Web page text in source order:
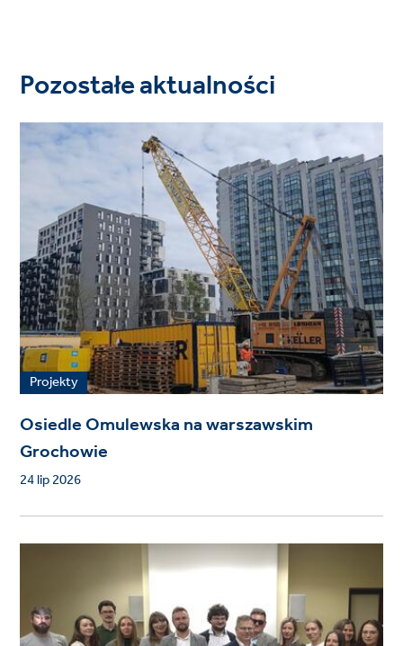
Pozostałe aktualności
Projekty
Osiedle Omulewska na warszawskim
Grochowie
24 lip 2026